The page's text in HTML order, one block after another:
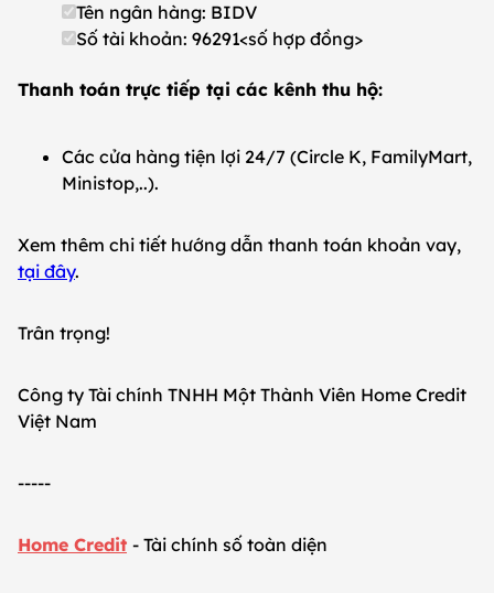
Tên ngân hàng: BIDV
Số tài khoản: 96291<số hợp đồng>
Thanh toán trực tiếp tại các kênh thu hộ:
Các cửa hàng tiện lợi 24/7 (Circle K, FamilyMart,
Ministop,..).
Xem thêm chi tiết hướng dẫn thanh toán khoản vay,
tại đây.
Trân trọng!
Công ty Tài chính TNHH Một Thành Viên Home Credit
Việt Nam
-----
Home Credit - Tài chính số toàn diện